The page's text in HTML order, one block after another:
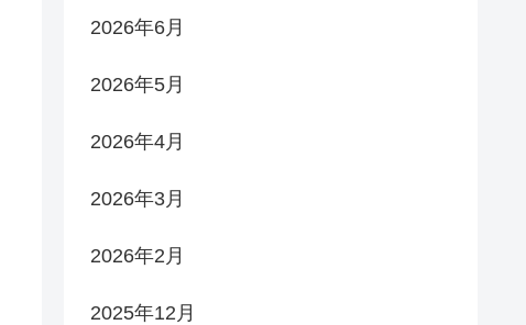
2026年6月
2026年5月
2026年4月
2026年3月
2026年2月
2025年12月